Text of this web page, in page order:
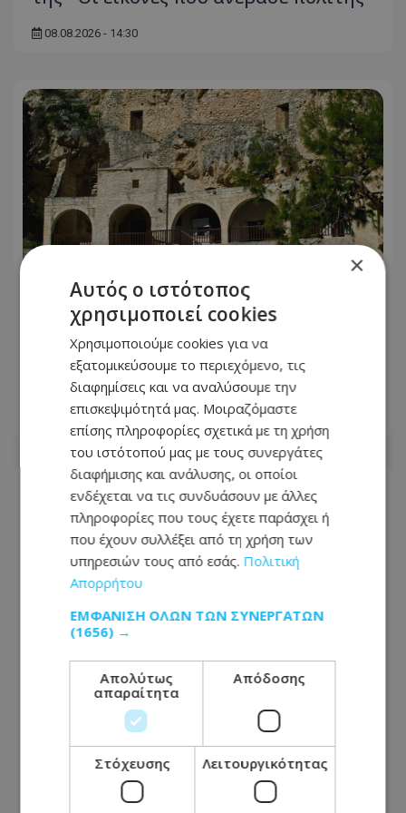
08.08.2026 - 14:30
Απόπειρα φόνου στη Μονή: Η
διαφωνία για τα κλειδιά που κατέληξε
σε αιματηρό επεισόδιο
08.08.2026 - 11:38
Αγωνία για τον Charlie και τη Susie:
Χάθηκαν στο Κίτι και προσφέρεται
αμοιβή €1.000
08.08.2026 - 13:39
×
Αυτός ο ιστότοπος
χρησιμοποιεί cookies
Χρησιμοποιούμε cookies για να
εξατομικεύσουμε το περιεχόμενο, τις
διαφημίσεις και να αναλύσουμε την
επισκεψιμότητά μας. Μοιραζόμαστε
επίσης πληροφορίες σχετικά με τη χρήση
του ιστότοπού μας με τους συνεργάτες
διαφήμισης και ανάλυσης, οι οποίοι
ενδέχεται να τις συνδυάσουν με άλλες
πληροφορίες που τους έχετε παράσχει ή
που έχουν συλλέξει από τη χρήση των
υπηρεσιών τους από εσάς. Πολιτική
Απορρήτου
ΕΜΦΆΝΙΣΗ ΌΛΩΝ ΤΩΝ ΣΥΝΕΡΓΑΤΏΝ
(1656) →
Απολύτως
απαραίτητα
Απόδοσης
Στόχευσης Λειτουργικότητας